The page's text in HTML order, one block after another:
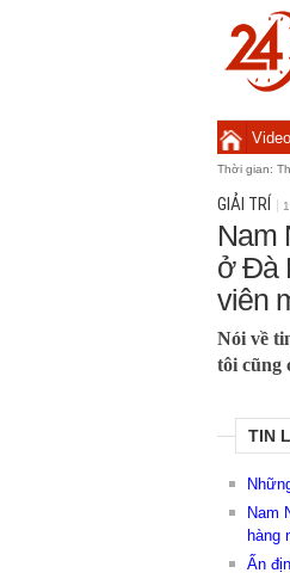
Video
Thời gian:
GIẢI TRÍ
Nam
ở Đà
viên
Nói về
tôi cũng
TIN
Nam
hàng
Ấn